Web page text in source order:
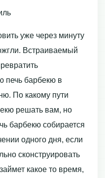
уже через минуту
Встраиваемый
печь барбекю в
По какому пути
решать вам, но
барбекю собирается
одного дня, если
сконструировать
какое то время,